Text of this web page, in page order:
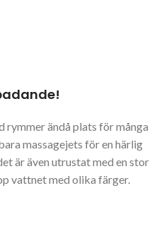
rymmer ändå plats för många
massagejets för en härlig
är även utrustat med en stor
vattnet med olika färger.